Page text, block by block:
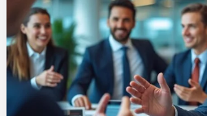
photographe
agenaise
qui
adore
immortaliser
les